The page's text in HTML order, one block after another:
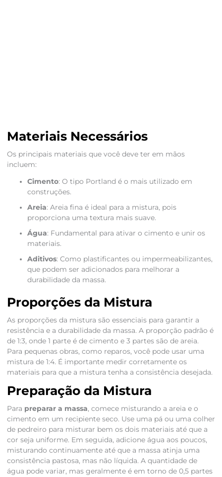
Materiais Necessários
Os principais materiais que você deve ter em mãos
incluem:
Cimento: O tipo Portland é o mais utilizado em
construções.
Areia: Areia fina é ideal para a mistura, pois
proporciona uma textura mais suave.
Água: Fundamental para ativar o cimento e unir os
materiais.
Aditivos: Como plastificantes ou impermeabilizantes,
que podem ser adicionados para melhorar a
durabilidade da massa.
Proporções da Mistura
As proporções da mistura são essenciais para garantir a
resistência e a durabilidade da massa. A proporção padrão é
de 1:3, onde 1 parte é de cimento e 3 partes são de areia.
Para pequenas obras, como reparos, você pode usar uma
mistura de 1:4. É importante medir corretamente os
materiais para que a mistura tenha a consistência desejada.
Preparação da Mistura
Para preparar a massa, comece misturando a areia e o
cimento em um recipiente seco. Use uma pá ou uma colher
de pedreiro para misturar bem os dois materiais até que a
cor seja uniforme. Em seguida, adicione água aos poucos,
misturando continuamente até que a massa atinja uma
consistência pastosa, mas não líquida. A quantidade de
água pode variar, mas geralmente é em torno de 0,5 partes